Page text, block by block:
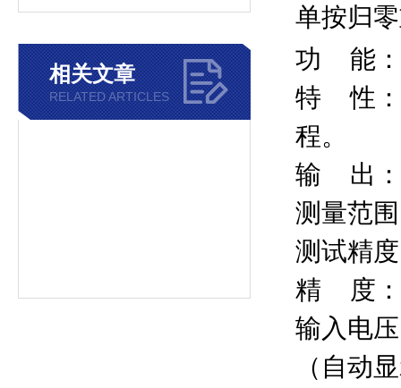
相关文章
RELATED ARTICLES
单按归
功
能
特
性
程。
输
出
测量范
测试精
精
度
输入电
（自动